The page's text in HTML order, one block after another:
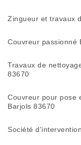
Zingueur et travaux
Couvreur passionné
Travaux de
83670
Couvreur pour pose
Barjols 83670
Société